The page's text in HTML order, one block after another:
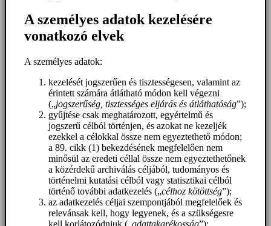
A személyes adatok kezelésére
vonatkozó elvek
A személyes adatok:
kezelését jogszerűen és tisztességesen, valamint az
érintett számára átlátható módon kell végezni
(„jogszerűség, tisztességes eljárás és átláthatóság”);
gyűjtése csak meghatározott, egyértelmű és
jogszerű célból történjen, és azokat ne kezeljék
ezekkel a célokkal össze nem egyeztethető módon;
a 89. cikk (1) bekezdésének megfelelően nem
minősül az eredeti céllal össze nem egyeztethetőnek
a közérdekű archiválás céljából, tudományos és
történelmi kutatási célból vagy statisztikai célból
történő további adatkezelés („célhoz kötöttség”);
az adatkezelés céljai szempontjából megfelelőek és
relevánsak kell, hogy legyenek, és a szükségesre
kell korlátozódniuk („adattakarékosság”);